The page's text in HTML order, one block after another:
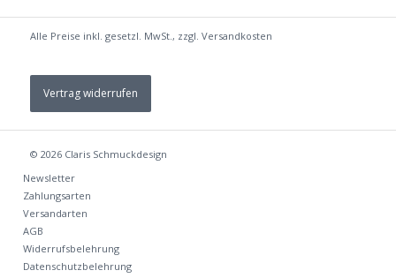
Alle Preise inkl. gesetzl. MwSt., zzgl. Versandkosten
Vertrag widerrufen
© 2026 Claris Schmuckdesign
Newsletter
Zahlungsarten
Versandarten
AGB
Widerrufsbelehrung
Datenschutzbelehrung